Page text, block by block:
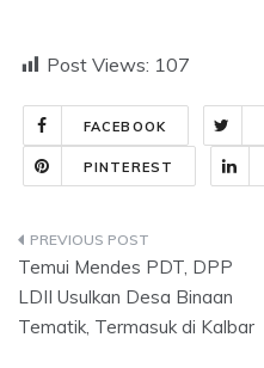
Post Views: 107
FACEBOOK
PINTEREST
Post
navigation
Temui Mendes PDT, DPP
LDII Usulkan Desa Binaan
Tematik, Termasuk di Kalbar